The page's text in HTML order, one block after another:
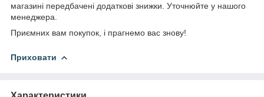
магазині передбачені додаткові знижки. Уточнюйте у нашого
менеджера.
Приємних вам покупок, і прагнемо вас знову!
Приховати